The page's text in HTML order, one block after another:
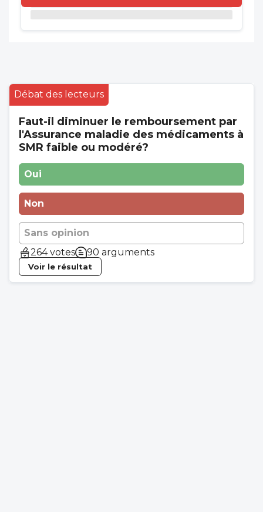
Débat des lecteurs
Faut-il diminuer le remboursement par
l'Assurance maladie des médicaments à
SMR faible ou modéré?
Oui
Non
Sans opinion
264 votes
90 arguments
Voir le résultat